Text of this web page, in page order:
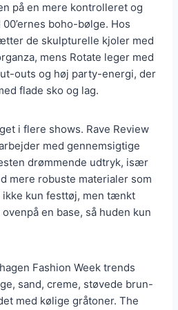
på en mere kontrolleret og
boho-bølge. Hos
de skulpturelle kjoler med
mens Rotate leger med
outs og høj party-energi, der
flade sko og lag.
i flere shows. Rave Review
med gennemsigtige
drømmende udtryk, især
mere robuste materialer som
kun festtøj, men tænkt
en base, så huden kun
Fashion Week trends
sand, creme, støvede brun-
med kølige gråtoner. The